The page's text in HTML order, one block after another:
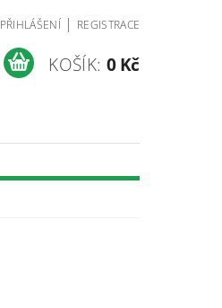
PŘIHLÁŠENÍ | REGISTRACE
KOŠÍK: 0 Kč